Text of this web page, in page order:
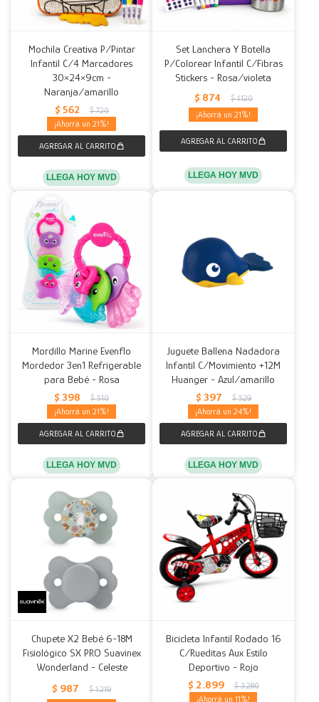
Mochila Creativa P/Pintar
Infantil C/4 Marcadores
30×24×9cm -
Naranja/amarillo
$ 562 $ 720
21
LLEGA HOY MVD
Set Lanchera Y Botella
P/Colorear Infantil C/Fibras
Stickers - Rosa/violeta
$ 874 $ 1.120
21
LLEGA HOY MVD
Mordillo Marine Evenflo
Mordedor 3en1 Refrigerable
para Bebé - Rosa
$ 398 $ 510
21
LLEGA HOY MVD
Juguete Ballena Nadadora
Infantil C/Movimiento +12M
Huanger - Azul/amarillo
$ 397 $ 529
24
LLEGA HOY MVD
Chupete X2 Bebé 6-18M
Fisiológico SX PRO Suavinex
Wonderland - Celeste
$ 987 $ 1.219
Bicicleta Infantil Rodado 16
C/Rueditas Aux Estilo
Deportivo - Rojo
$ 2.899 $ 3.280
11